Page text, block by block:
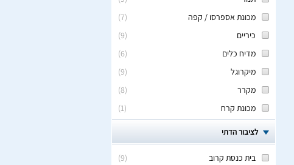
(
7
)
מכונת אספרסו / קפה
(
9
)
כיריים
(
6
)
מדיח כלים
(
9
)
מיקרוגל
(
8
)
מקרר
(
1
) מכונת קרח
לציבור הדתי
(
9
)
בית כנסת קרוב